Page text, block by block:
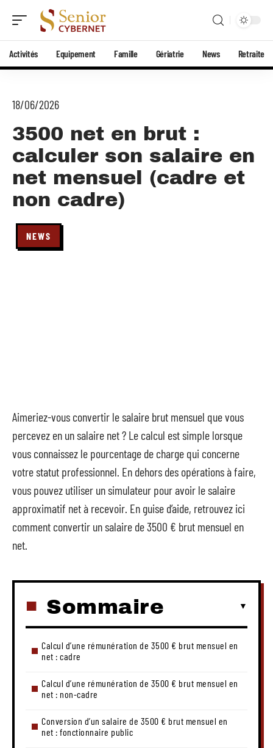
Activités Equipement Famille Gériatrie News Retraite
18/06/2026
3500 net en brut :
calculer son salaire en
net mensuel (cadre et
non cadre)
NEWS
Aimeriez-vous convertir le salaire brut mensuel que vous
percevez en un salaire net ? Le calcul est simple lorsque
vous connaissez le pourcentage de charge qui concerne
votre statut professionnel. En dehors des opérations à faire,
vous pouvez utiliser un simulateur pour avoir le salaire
approximatif net à recevoir. En guise d’aide, retrouvez ici
comment convertir un salaire de 3500 € brut mensuel en
net.
Sommaire
Calcul d’une rémunération de 3500 € brut mensuel en
net : cadre
Calcul d’une rémunération de 3500 € brut mensuel en
net : non-cadre
Conversion d’un salaire de 3500 € brut mensuel en
net : fonctionnaire public